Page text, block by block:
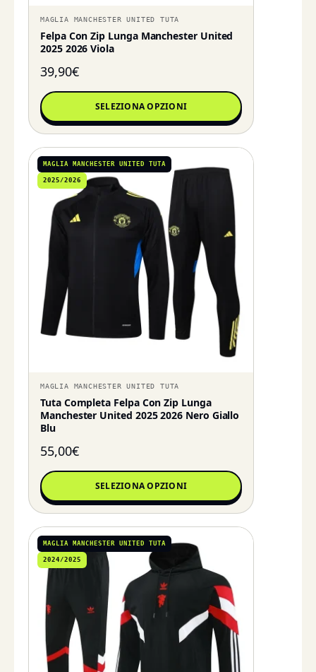
MAGLIA MANCHESTER UNITED TUTA
Felpa Con Zip Lunga Manchester United
2025 2026 Viola
39,90€
SELEZIONA OPZIONI
MAGLIA MANCHESTER UNITED TUTA
2025/2026
MAGLIA MANCHESTER UNITED TUTA
Tuta Completa Felpa Con Zip Lunga
Manchester United 2025 2026 Nero Giallo
Blu
55,00€
SELEZIONA OPZIONI
MAGLIA MANCHESTER UNITED TUTA
2024/2025